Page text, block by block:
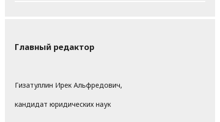
Главный редактор
Гизатуллин Ирек Альфредович,
кандидат юридических наук